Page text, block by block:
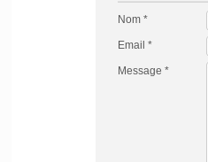
Nom *
Email *
Message *